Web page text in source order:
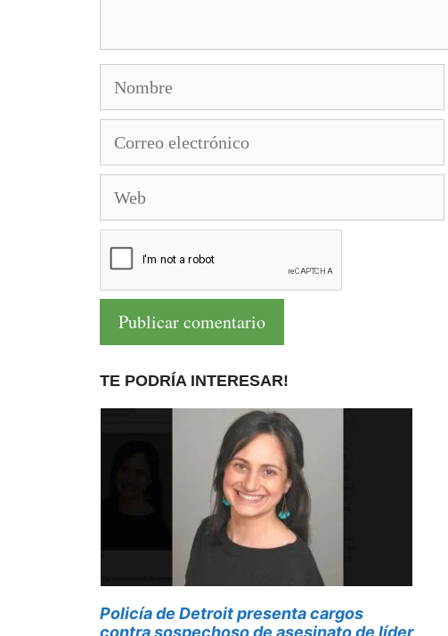
electrónico
TE PODRÍA INTERESAR!
Policía de Detroit presenta cargos
contra sospechoso de asesinato de líder